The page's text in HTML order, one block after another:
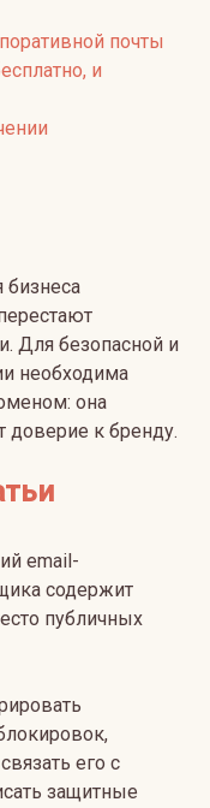
почты
и
бизнеса
Для безопасной и
необходима
она
к бренду.
email-
содержит
публичных
его с
защитные